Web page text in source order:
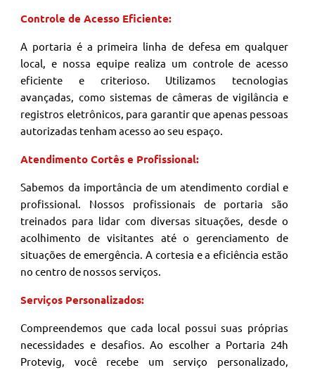
Controle de Acesso Eficiente:
A portaria é a primeira linha de defesa em qualquer
local, e nossa equipe realiza um controle de acesso
eficiente e criterioso. Utilizamos tecnologias
avançadas, como sistemas de câmeras de vigilância e
registros eletrônicos, para garantir que apenas pessoas
autorizadas tenham acesso ao seu espaço.
Atendimento Cortês e Profissional:
Sabemos da importância de um atendimento cordial e
profissional. Nossos profissionais de portaria são
treinados para lidar com diversas situações, desde o
acolhimento de visitantes até o gerenciamento de
situações de emergência. A cortesia e a eficiência estão
no centro de nossos serviços.
Serviços Personalizados:
Compreendemos que cada local possui suas próprias
necessidades e desafios. Ao escolher a Portaria 24h
Protevig, você recebe um serviço personalizado,